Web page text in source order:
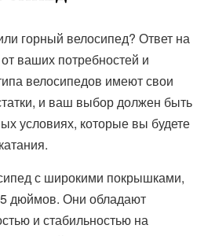
горный велосипед? Ответ на
ваших потребностей и
велосипедов имеют свои
и ваш выбор должен быть
условиях, которые вы будете
с широкими покрышками,
дюймов. Они обладают
и стабильностью на